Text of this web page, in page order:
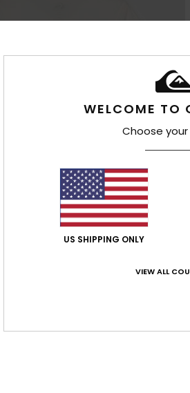
WELCOME TO
Choose
US SHIPPING ONLY
VIEW ALL